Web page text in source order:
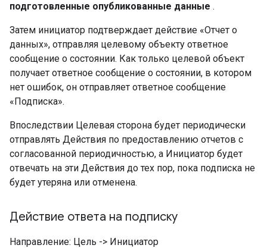
подготовленные опубликованные данные .
Затем инициатор подтверждает действие «Отчет о
данных», отправляя целевому объекту ответное
сообщение о состоянии. Как только целевой объект
получает ответное сообщение о состоянии, в котором
нет ошибок, он отправляет ответное сообщение
«Подписка».
Впоследствии Целевая сторона будет периодически
отправлять Действия по предоставлению отчетов с
согласованной периодичностью, а Инициатор будет
отвечать на эти Действия до тех пор, пока подписка не
будет утеряна или отменена.
Действие ответа на подписку
Направление: Цель -> Инициатор